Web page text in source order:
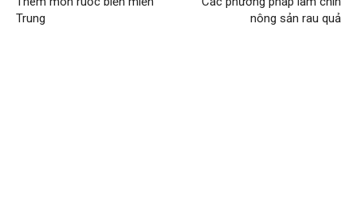
Trung
nông sản rau quả